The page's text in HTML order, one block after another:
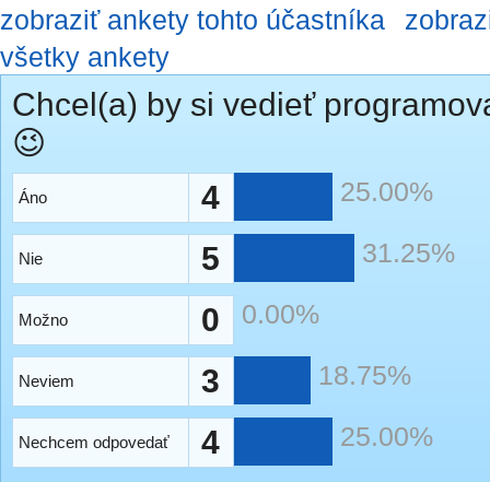
zobraziť ankety tohto účastníka
všetky ankety
Chcel(a) by si vedieť
😉
Áno 4 25.00%
Nie 5 31.25%
Možno 0 0.00%
Neviem 3 18.75%
Nechcem odpovedať 4 25.00%